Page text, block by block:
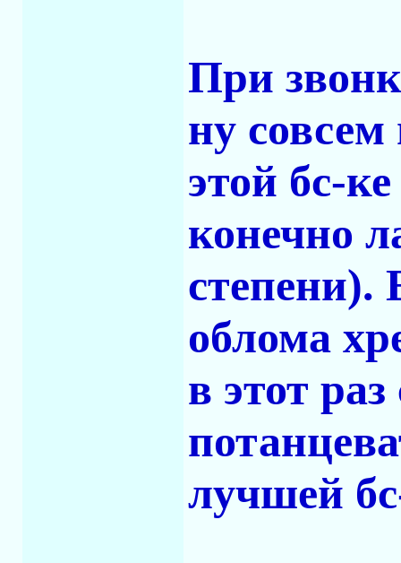
При
ну совсем
этой бс-
конечно
степени).
облома
в этот
лучшей